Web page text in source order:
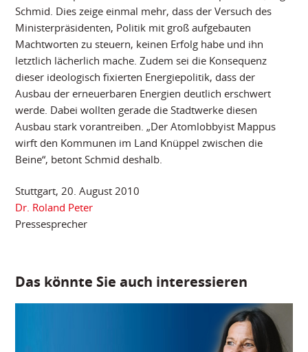
Schmid. Dies zeige einmal mehr, dass der Versuch des
Ministerpräsidenten, Politik mit groß aufgebauten
Machtworten zu steuern, keinen Erfolg habe und ihn
letztlich lächerlich mache. Zudem sei die Konsequenz
dieser ideologisch fixierten Energiepolitik, dass der
Ausbau der erneuerbaren Energien deutlich erschwert
werde. Dabei wollten gerade die Stadtwerke diesen
Ausbau stark vorantreiben. „Der Atomlobbyist Mappus
wirft den Kommunen im Land Knüppel zwischen die
Beine“, betont Schmid deshalb.
Stuttgart, 20. August 2010
Dr. Roland Peter
Pressesprecher
Das könnte Sie auch interessieren